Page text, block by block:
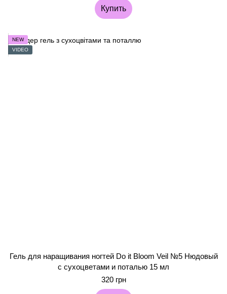
Купить
NEW
VIDEO
Гель для наращивания ногтей Do it Bloom Veil №5 Нюдовый
с сухоцветами и поталью 15 мл
320 грн